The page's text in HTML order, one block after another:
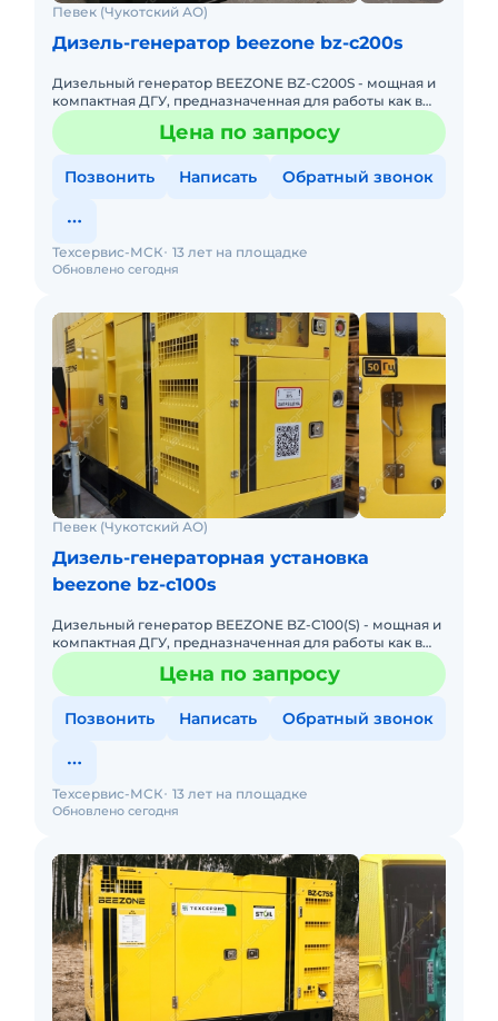
Певек (Чукотский АО)
Дизель-генератор beezone bz-c200s
Дизельный генератор BEEZONE BZ-C200S - мощная и
компактная ДГУ, предназначенная для работы как в
помещении, так и на открытом воздухе. Двигатель
Cummins показыЦена по запросу
Позвонить Написать Обратный звонок
Обновлено сегодня
Техсервис-МСК 13 лет на площадке
Певек (Чукотский АО)
Дизель-генераторная установка
beezone bz-c100s
Дизельный генератор BEEZONE BZ-C100(S) - мощная и
компактная ДГУ, предназначенная для работы как в
помещении, так и на открытом воздухе. Двигатель
Cummins пока
Цена по запросу
Позвонить Написать Обратный звонок
Обновлено сегодня
Техсервис-МСК 13 лет на площадке